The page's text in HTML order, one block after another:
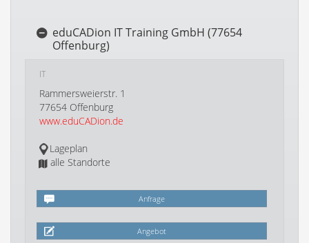
eduCADion IT Training GmbH (77654
Offenburg)
IT
Rammersweierstr. 1
77654 Offenburg
www.eduCADion.de
Lageplan
alle Standorte
Anfrage
Angebot